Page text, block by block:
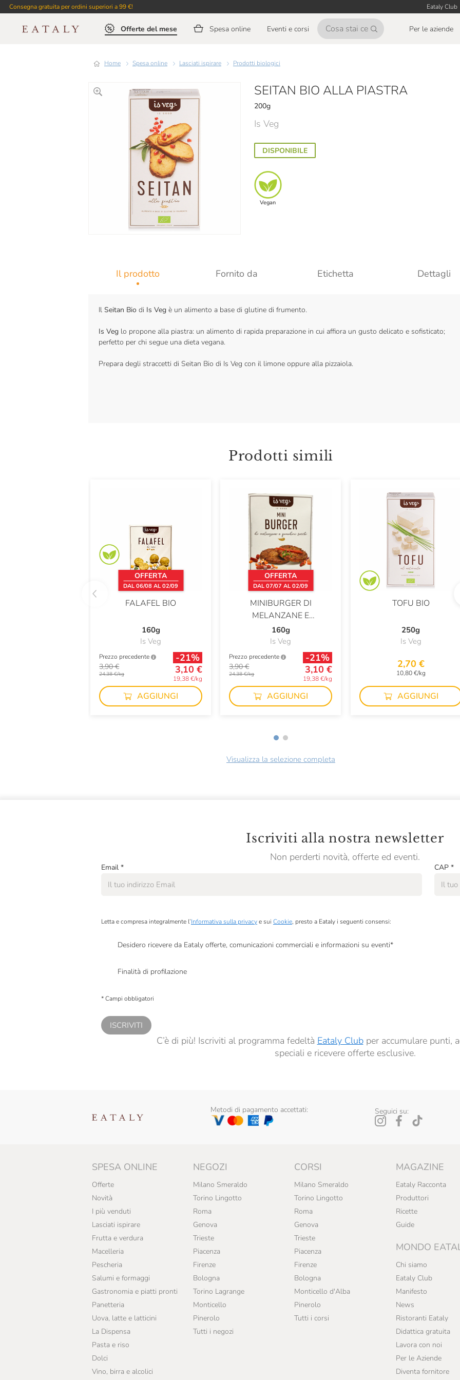
Consegna gratuita per ordini superiori a 99 €! Eataly Club
Offerte del mese Spesa online Eventi e corsi Per le aziende
Home Spesa online Lasciati ispirare Prodotti biologici
SEITAN BIO ALLA PIASTRA
200g
Is Veg
DISPONIBILE
Vegan
Il prodotto Fornito da Etichetta Dettagli
Il Seitan Bio di Is Veg è un alimento a base di glutine di frumento.
Is Veg lo propone alla piastra: un alimento di rapida preparazione in cui affiora un gusto delicato e sofisticato;
perfetto per chi segue una dieta vegana.
Prepara degli straccetti di Seitan Bio di Is Veg con il limone oppure alla pizzaiola.
Prodotti simili
OFFERTA
DAL 06/08 AL 02/09
FALAFEL BIO
160g
Is Veg
Prezzo precedente
3,90 €
24,38 €/kg
-21%
3,10 €
19,38 €/kg
AGGIUNGI
OFFERTA
DAL 07/07 AL 02/09
MINIBURGER DI
MELANZANE E
POMODORI SECCHI
160g
Is Veg
Prezzo precedente
3,90 €
24,38 €/kg
-21%
3,10 €
19,38 €/kg
AGGIUNGI
TOFU BIO
250g
Is Veg
2,70 €
10,80 €/kg
AGGIUNGI
Visualizza la selezione completa
Iscriviti alla nostra newsletter
Non perderti novità, offerte ed eventi.
Email * CAP *
Letta e compresa integralmente l’Informativa sulla privacye sui Cookie, presto a Eataly i seguenti consensi:
Desidero ricevere da Eataly offerte, comunicazioni commerciali e informazioni su eventi*
Finalità di profilazione
* Campi obbligatori
ISCRIVITI
C’è di più! Iscriviti al programma fedeltà Eataly Clubper accumulare punti,
speciali e ricevere offerte esclusive.
Metodi di pagamento accettati: Seguici su:
SPESA ONLINE
Offerte
Novità
I più venduti
Lasciati ispirare
Frutta e verdura
Macelleria
Pescheria
Salumi e formaggi
Gastronomia e piatti pronti
Panetteria
Uova, latte e latticini
La Dispensa
Pasta e riso
Dolci
Vino, birra e alcolici
NEGOZI
Milano Smeraldo
Torino Lingotto
Roma
Genova
Trieste
Piacenza
Firenze
Bologna
Torino Lagrange
Monticello
Pinerolo
Tutti i negozi
CORSI
Milano Smeraldo
Torino Lingotto
Roma
Genova
Trieste
Piacenza
Firenze
Bologna
Monticello d'Alba
Pinerolo
Tutti i corsi
MAGAZINE
Eataly Racconta
Produttori
Ricette
Guide
MONDO
Chi siamo
Eataly Club
Manifesto
News
Ristoranti Eataly
Didattica gratuita
Lavora con noi
Per le Aziende
Diventa fornitore